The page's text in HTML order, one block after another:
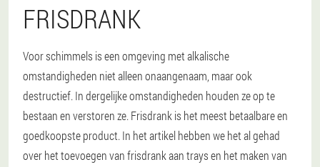
FRISDRANK
Voor schimmels is een omgeving met alkalische
omstandigheden niet alleen onaangenaam, maar ook
destructief. In dergelijke omstandigheden houden ze op te
bestaan en verstoren ze. Frisdrank is het meest betaalbare en
goedkoopste product. In het artikel hebben we het al gehad
over het toevoegen van frisdrank aan trays en het maken van